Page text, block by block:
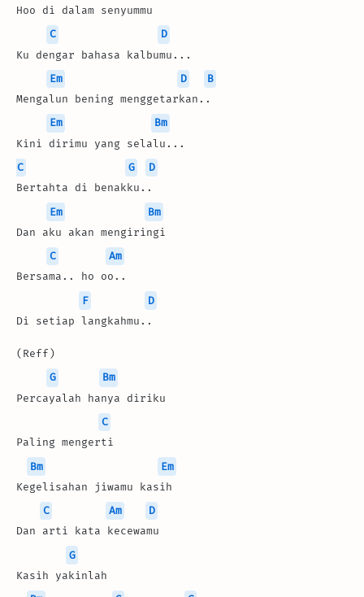
Hoo di dalam senyummu
C
D
Ku dengar bahasa kalbumu...
Em
D
B
Mengalun bening menggetarkan..
Em
Bm
Kini dirimu yang selalu...
C
G
D
Bertahta di benakku..
Em
Bm
Dan aku akan mengiringi
C
Am
Bersama.. ho oo..
F
D
Di setiap langkahmu..
(Reff)
G
Bm
Percayalah hanya diriku
C
Paling mengerti
Bm
Em
Kegelisahan jiwamu kasih
C
Am
D
Dan arti kata kecewamu
G
Kasih yakinlah